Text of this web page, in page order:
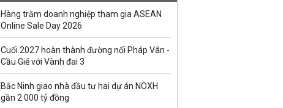
Hàng trăm doanh nghiệp tham gia ASEAN
Online Sale Day 2026
Cuối 2027 hoàn thành đường nối Pháp Vân -
Cầu Giẽ với Vành đai 3
Bắc Ninh giao nhà đầu tư hai dự án NOXH
gần 2.000 tỷ đồng